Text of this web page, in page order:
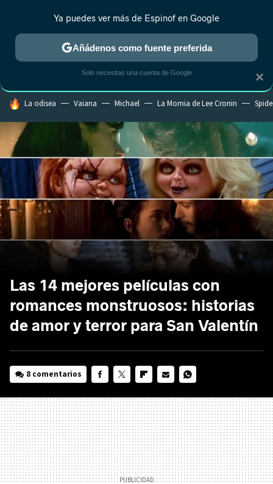
MENÚ NUEVO
ESTRENOS REALITY ANIME RANKINGS CINE
HOY SE HABLA DE
La odisea Vaiana Michael La Momia de Lee Cronin
Las 14 mejores películas con
romances monstruosos: historias
de amor y terror para San Valentín
8 comentarios
MAIL
×
Ya puedes ver más de Espinof en Google
Añádenos como fuente preferida
Solo necesitas una cuenta de Google